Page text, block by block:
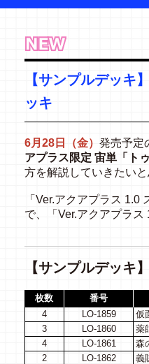
【サンプルデッキ
ッキ
6月28日（金） 発売予定
アプラス限定 宙単「ト
方を解説していきたいと
「Ver.アクアプラス
で、「Ver.アクアプラ
【サンプルデッキ
枚数 番号
4
LO-1859
仮
3
LO-1860
薬
4
LO-1861
森
2
LO-1862
義